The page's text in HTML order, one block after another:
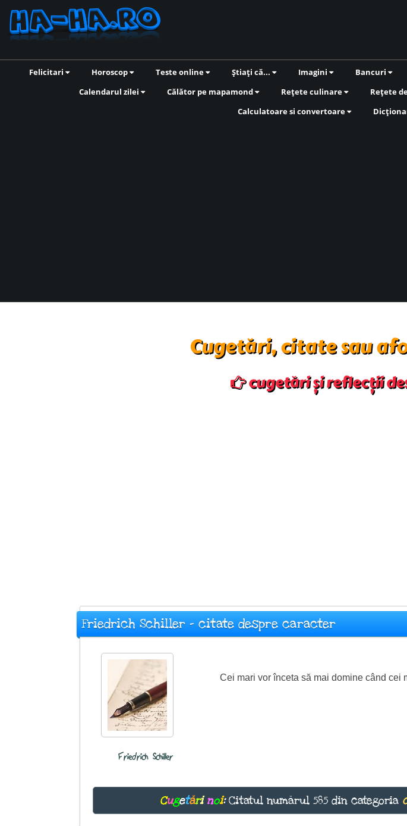
Felicitari Horoscop Teste online Știați că... Imagini Bancuri
Calendarul zilei
Călător pe mapamond Rețete culinare Rețete
Calculatoare si convertoare
Cugetări, citate sau
cugetări și reflecții
Friedrich Schiller - citate despre caracter
Friedrich Schiller
Cei mari vor înceta să mai domine când cei
Cugetări noi:Citatul numărul 585 din categoria